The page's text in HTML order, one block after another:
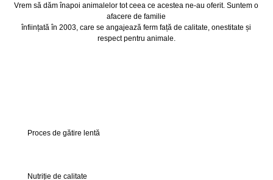
Vrem să dăm înapoi animalelor tot ceea ce acestea ne-au oferit. Suntem o
afacere de familie
înființată în 2003, care se angajează ferm față de calitate, onestitate și
respect pentru animale.
Proces de gătire lentă
Nutriție de calitate